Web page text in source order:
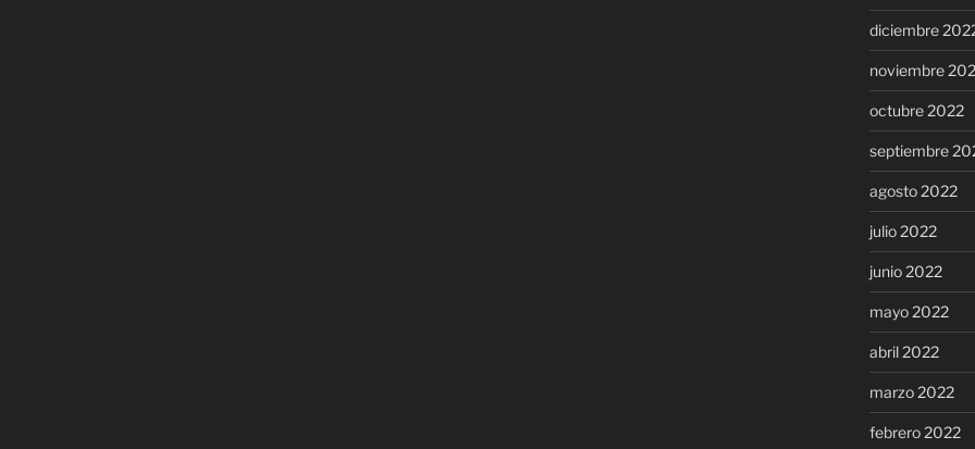
diciembre
noviembre
octubre 2022
septiembre
agosto 2022
julio 2022
junio 2022
mayo 2022
abril 2022
marzo 2022
febrero 2022